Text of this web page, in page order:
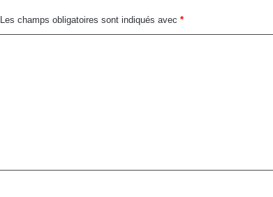
Les champs obligatoires sont indiqués avec *